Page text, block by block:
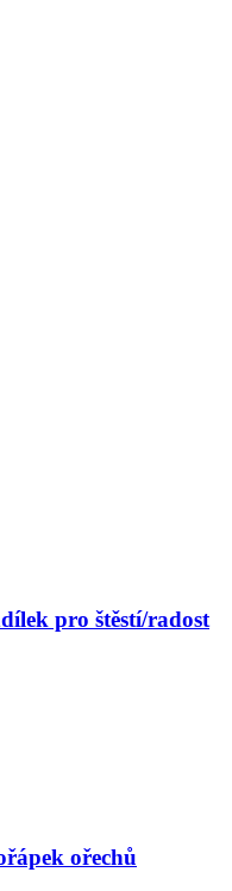
pro štěstí/radost
ořechů